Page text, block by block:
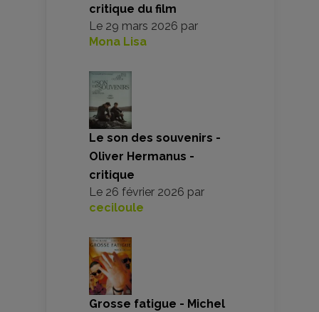
critique du film
Le 29 mars 2026 par
Mona Lisa
Le son des souvenirs -
Oliver Hermanus -
critique
Le 26 février 2026 par
ceciloule
Grosse fatigue - Michel